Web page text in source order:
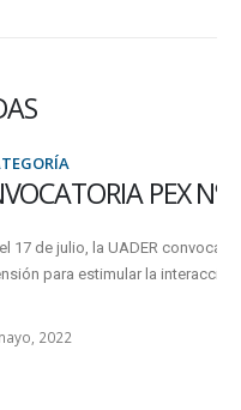
a la presentación de Proyectos
con...